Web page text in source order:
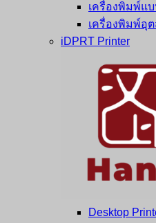
เครื่องพิมพ์แบ
เครื่องพิมพ์อุ
iDPRT Printer
Desktop